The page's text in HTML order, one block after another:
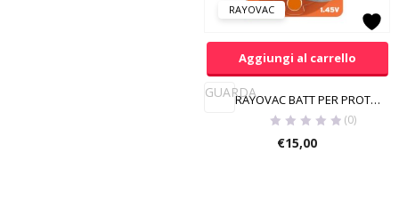
RAYOVAC
Aggiungi al carrello
GUARDA RAYOVAC BATT PER PROT ACUSTICHE M13
(0)
€15,00